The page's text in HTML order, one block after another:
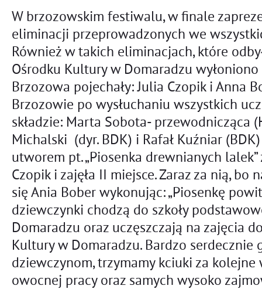
W brzozowskim festiwalu, w finale
eliminacji przeprowadzonych we
Również w takich eliminacjach, które
Ośrodku Kultury w Domaradzu
Brzozowa pojechały: Julia Czopik i Anna
Brzozowie po wysłuchaniu wszystkich
składzie: Marta Sobota- przewodnicząca
Michalski (dyr. BDK) i Rafał Kuźniar
utworem pt. „Piosenka drewnianych
Czopik i zajęła II miejsce. Zaraz za nią, bo
się Ania Bober wykonując: „Piosenkę
dziewczynki chodzą do szkoły
Domaradzu oraz uczęszczają na zajęcia
Kultury w Domaradzu. Bardzo serdecznie
dziewczynom, trzymamy kciuki za kolejne
owocnej pracy oraz samych wysoko